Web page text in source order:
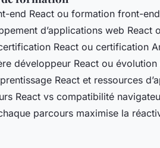
end React ou formation front-
d’applications web React
React ou certification
développeur React ou
React et ressources
React vs compatibilité
parcours maximise la